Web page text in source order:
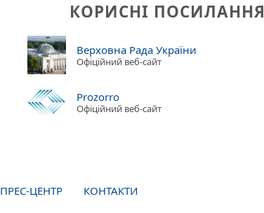
КОРИСНІ ПОСИЛАННЯ
Верховна Рада України
Офіційний веб-сайт
Prozorro
Офіційний веб-сайт
ПРЕС-ЦЕНТР КОНТАКТИ